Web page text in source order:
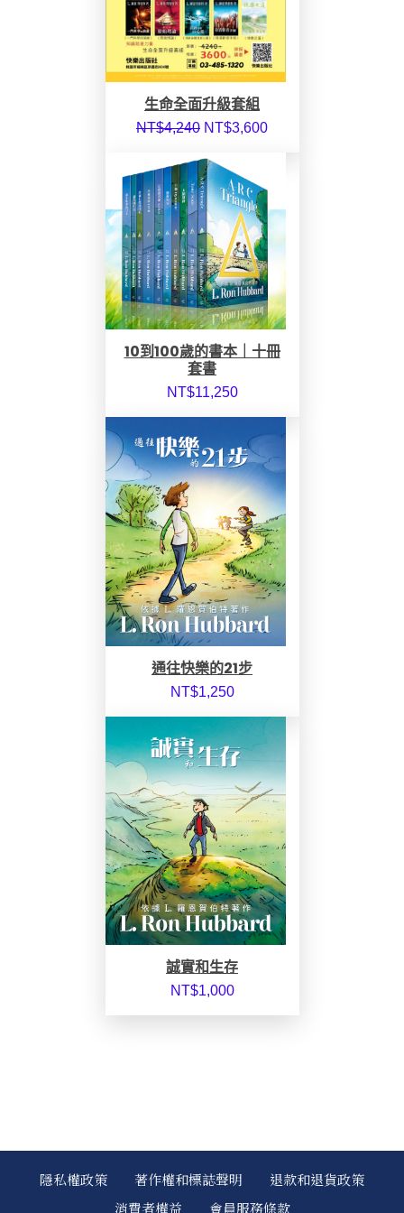
生命全面升級套組
NT$4,240 NT$3,600
10到100歲的書本｜十冊
套書
NT$11,250
通往快樂的21步
NT$1,250
誠實和生存
NT$1,000
隱私權政策 著作權和標誌聲明
退款和退貨政策
消費者權益
會員服務條款